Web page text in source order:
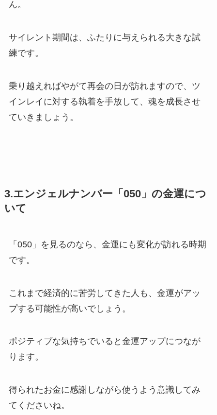
ん。
サイレント期間は、ふたりに与えられる大きな試
練です。
乗り越えればやがて再会の日が訪れますので、ツ
インレイに対する執着を手放して、魂を成長させ
ていきましょう。
3.エンジェルナンバー「050」の金運につ
いて
「050」を見るのなら、金運にも変化が訪れる時期
です。
これまで経済的に苦労してきた人も、金運がアッ
プする可能性が高いでしょう。
ポジティブな気持ちでいると金運アップにつなが
ります。
得られたお金に感謝しながら使うよう意識してみ
てくださいね。